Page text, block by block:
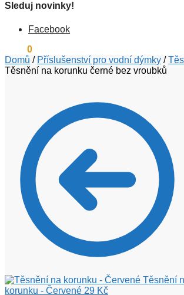
Sleduj novinky!
Facebook
0
Domů / Příslušenství pro vodní dýmky /
Těsnění na korunku černé bez vroubků
Těsnění
korunku - Červené 29 Kč